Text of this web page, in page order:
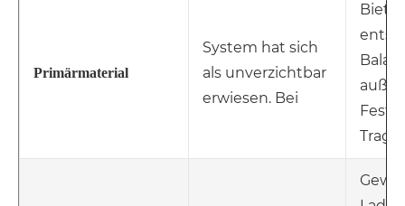
Primärmaterial
System hat sich
als unverzichtbar
erwiesen. Bei